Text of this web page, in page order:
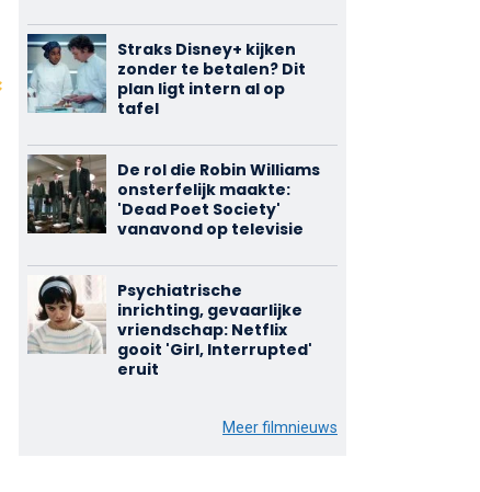
Straks Disney+ kijken
zonder te betalen? Dit
plan ligt intern al op
tafel
De rol die Robin Williams
onsterfelijk maakte:
'Dead Poet Society'
vanavond op televisie
Psychiatrische
inrichting, gevaarlijke
vriendschap: Netflix
gooit 'Girl, Interrupted'
eruit
Meer filmnieuws